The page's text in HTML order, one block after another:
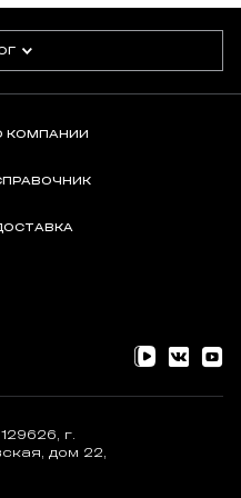
схватывание
— «всплывание» камня) или
случае —
камня. Для этого
производителем.
КОМПАНИИ
г.
дом 22,